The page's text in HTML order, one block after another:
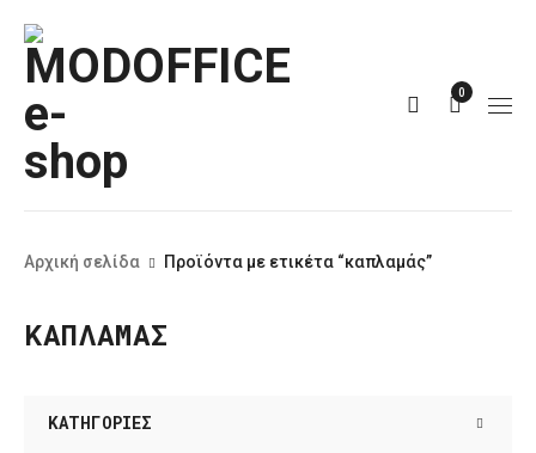
0
Αρχική σελίδα Προϊόντα με ετικέτα “καπλαμάς”
ΚΑΠΛΑΜΆΣ
ΚΑΤΗΓΟΡΊΕΣ